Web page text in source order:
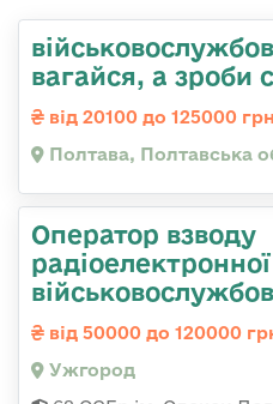
вагайся, а зроби
від 20100 до 125000 грн
Полтава, Полтавська
Оператор взводу
від 50000 до 120000
Ужгород